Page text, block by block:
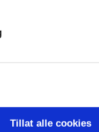
Tillat alle cookies